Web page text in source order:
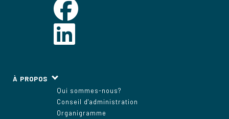
À PROPOS
Qui sommes-nous?
Conseil d'administration
Organigramme